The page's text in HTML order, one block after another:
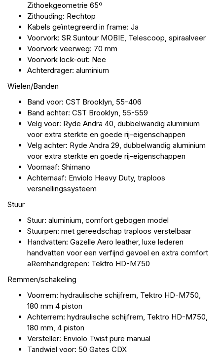
Zithoekgeometrie 65º
Zithouding: Rechtop
Kabels geïntegreerd in frame: Ja
Voorvork: SR Suntour MOBIE, Telescoop, spiraalveer
Voorvork veerweg: 70 mm
Voorvork lock-out: Nee
Achterdrager: aluminium
Wielen/Banden
Band voor: CST Brooklyn, 55-406
Band achter: CST Brooklyn, 55-559
Velg voor: Ryde Andra 40, dubbelwandig aluminium
voor extra sterkte en goede rij-eigenschappen
Velg achter: Ryde Andra 29, dubbelwandig aluminium
voor extra sterkte en goede rij-eigenschappen
Voornaaf: Shimano
Achternaaf: Enviolo Heavy Duty, traploos
versnellingssysteem
Stuur
Stuur: aluminium, comfort gebogen model
Stuurpen: met gereedschap traploos verstelbaar
Handvatten: Gazelle Aero leather, luxe lederen
handvatten voor een verfijnd gevoel en extra comfort
аRemhandgrepen: Tektro HD-M750
Remmen/schakeling
Voorrem: hydraulische schijfrem, Tektro HD-M750,
180 mm 4 piston
Achterrem: hydraulische schijfrem, Tektro HD-M750,
180 mm, 4 piston
Versteller: Enviolo Twist pure manual
Tandwiel voor: 50 Gates CDX